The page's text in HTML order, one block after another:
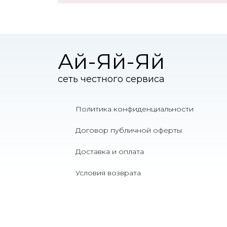
Ай-Яй-Яй
сеть честного сервиса
Политика конфиденциальности
Договор публичной оферты
Доставка и оплата
Условия возврата